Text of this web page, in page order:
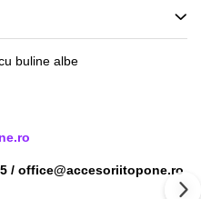
buline albe
/ office@accesoriitopone.ro